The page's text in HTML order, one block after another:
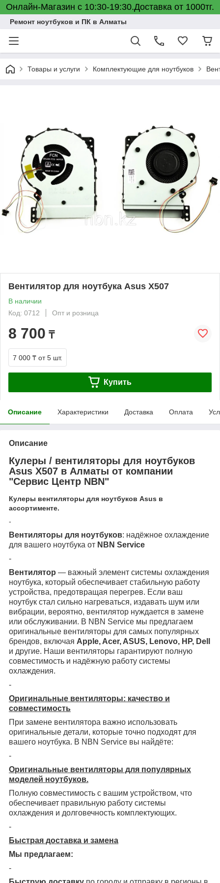
Онлайн-Магазин с 10:30-19:30.Доставка от 1000тг.
Ремонт ноутбуков и ПК в Алматы
Товары и услуги Комплектующие для ноутбуков
Вентилятор для ноутбука Asus X507
В наличии
Код: 0712
Опт и розница
8 700 ₸
7 000 ₸ от 5 шт.
Купить
Описание Характеристики Доставка Оплата
Описание
Кулеры / вентиляторы для ноутбуков
Asus X507 в Алматы от компании
"Сервис Центр NBN"
Кулеры вентиляторы для ноутбуков Asus в
ассортименте.
-
Вентиляторы для ноутбуков: надёжное охлаждение
для вашего ноутбука от NBN Service
-
Вентилятор — важный элемент системы охлаждения
ноутбука, который обеспечивает стабильную работу
устройства, предотвращая перегрев. Если ваш
ноутбук стал сильно нагреваться, издавать шум или
вибрации, вероятно, вентилятор нуждается в замене
или обслуживании. В NBN Service мы предлагаем
оригинальные вентиляторы для самых популярных
брендов, включая Apple, Acer, ASUS, Lenovo, HP, Dell
и другие. Наши вентиляторы гарантируют полную
совместимость и надёжную работу системы
охлаждения.
-
Оригинальные вентиляторы: качество и
совместимость
При замене вентилятора важно использовать
оригинальные детали, которые точно подходят для
вашего ноутбука. В NBN Service вы найдёте:
-
Оригинальные вентиляторы для популярных
моделей ноутбуков.
Полную совместимость с вашим устройством, что
обеспечивает правильную работу системы
охлаждения и долговечность комплектующих.
-
Быстрая доставка и замена
Мы предлагаем:
-